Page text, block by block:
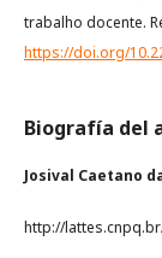
trabalho docente.
https://doi.org/
Biografía del
Josival Caetano
http://